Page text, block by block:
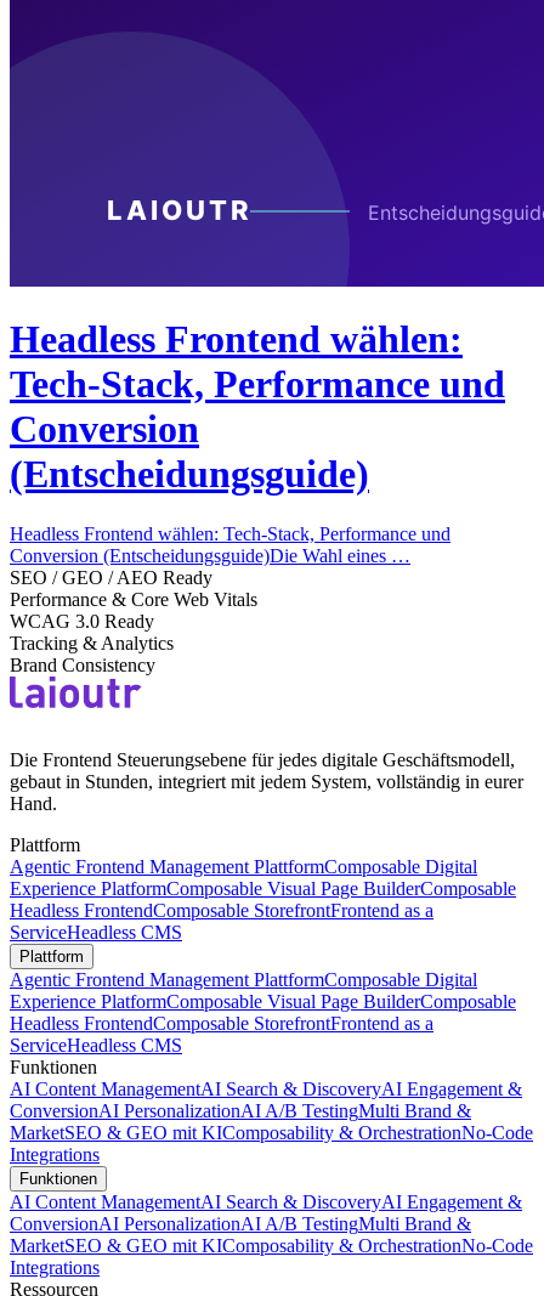
Headless Frontend wählen:
Tech-Stack, Performance und
Conversion
(Entscheidungsguide)
Headless Frontend wählen: Tech-Stack, Performance und
Conversion (Entscheidungsguide)Die Wahl eines …
SEO / GEO / AEO Ready
Performance & Core Web Vitals
WCAG 3.0 Ready
Tracking & Analytics
Brand Consistency
Die Frontend Steuerungsebene für jedes digitale Geschäftsmodell,
gebaut in Stunden, integriert mit jedem System, vollständig in eurer
Hand.
Plattform
Agentic Frontend Management PlattformComposable Digital
Experience PlatformComposable Visual Page BuilderComposable
Headless FrontendComposable StorefrontFrontend as a
ServiceHeadless CMS
Plattform
Agentic Frontend Management PlattformComposable Digital
Experience PlatformComposable Visual Page BuilderComposable
Headless FrontendComposable StorefrontFrontend as a
ServiceHeadless CMS
Funktionen
AI Content ManagementAI Search & DiscoveryAI Engagement &
ConversionAI PersonalizationAI A/B TestingMulti Brand &
MarketSEO & GEO mit KIComposability & OrchestrationNo-Code
Integrations
Funktionen
AI Content ManagementAI Search & DiscoveryAI Engagement &
ConversionAI PersonalizationAI A/B TestingMulti Brand &
MarketSEO & GEO mit KIComposability & OrchestrationNo-Code
Integrations
Ressourcen